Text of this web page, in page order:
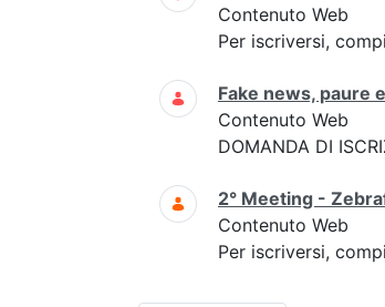
Contenuto Web
Per iscriversi,
Fake news, paure
Contenuto Web
DOMANDA DI
2° Meeting -
Contenuto Web
Per iscriversi,